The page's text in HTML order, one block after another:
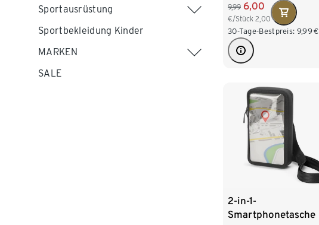
Sportausrüstung
Sportbekleidung Kinder
MARKEN
SALE
9,99 6,00
€/Stück 2,00
30-Tage-Bestpreis: 9,99€
2-in-1-
Smartphonetasche